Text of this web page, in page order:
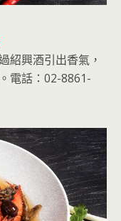
紹興酒引出香氣，
電話：02-8861-